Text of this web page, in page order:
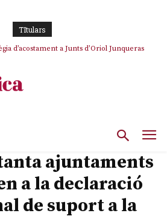
TItulars
d’acostament a Junts d’Oriol Junqueras
ajuntaments
a la declaració
de suport a la